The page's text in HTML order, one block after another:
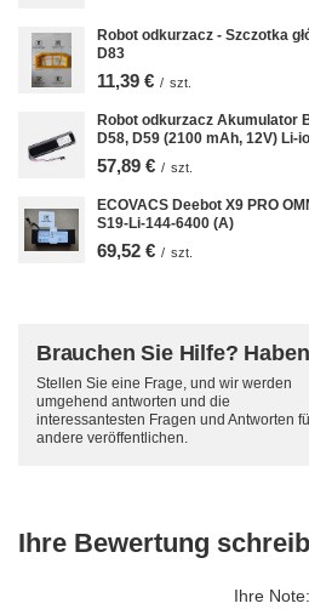
Robot odkurzacz - Szczotka
D83
11,39 € / szt.
Robot odkurzacz Akumulator
D58, D59 (2100 mAh, 12V) Li-
57,89 € / szt.
ECOVACS Deebot X9 PRO
S19-Li-144-6400 (A)
69,52 € / szt.
Brauchen Sie Hilfe?
Stellen Sie eine Frage, und wir werden
umgehend antworten und die
interessantesten Fragen und Antworten
andere veröffentlichen.
Ihre Bewertung
Ihre Note: